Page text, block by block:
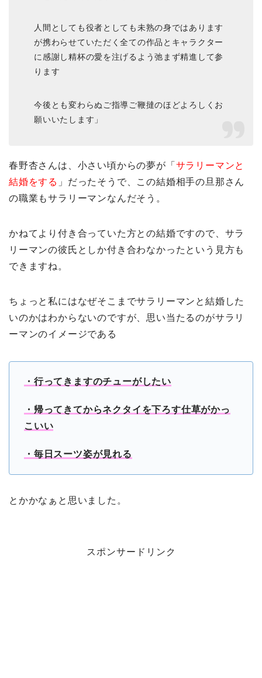
人間としても役者としても未熟の身ではあります
が携わらせていただく全ての作品とキャラクター
に感謝し精杯の愛を注げるよう弛まず精進して参
ります
今後とも変わらぬご指導ご鞭撻のほどよろしくお
願いいたします」
春野杏さんは、小さい頃からの夢が「 サラリーマンと
結婚をする 」だったそうで、この結婚相手の旦那さん
の職業もサラリーマンなんだそう。
かねてより付き合っていた方との結婚ですので、サラ
リーマンの彼氏としか付き合わなかったという見方も
できますね。
ちょっと私にはなぜそこまでサラリーマンと結婚した
いのかはわからないのですが、思い当たるのがサラリ
ーマンのイメージである
・行ってきますのチューがしたい
・帰ってきてからネクタイを下ろす仕草がかっ
こいい
・毎日スーツ姿が見れる
とかかなぁと思いました。
スポンサードリンク